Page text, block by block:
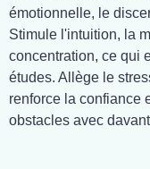
émotionnelle, le
Stimule l'intuition, la
concentration, ce qui
études. Allège le
renforce la confiance
obstacles avec